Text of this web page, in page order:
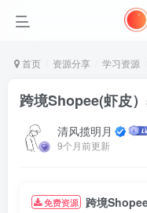
首页 资源分享 学习资源
跨境Shopee(虾皮
清风揽明月
9个月前更新
免费资源 跨境